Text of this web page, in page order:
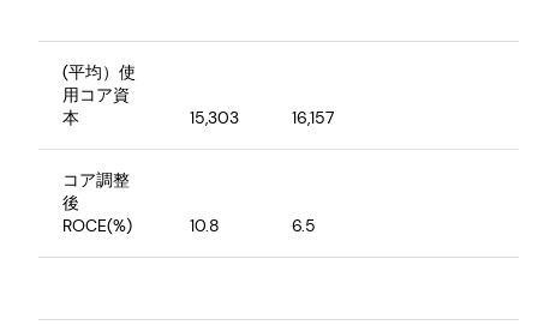
(平均）使
用コア資
本
15,303 16,157
コア調整
後
ROCE(%)
10.8 6.5